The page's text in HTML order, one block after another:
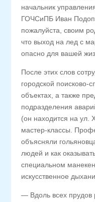
начальник
ГОЧСиПБ Иван
пожалуйста, своим
что выход на лед с
опасно для вашей
После этих слов
городской поисково-
объектах, а также
подразделения
(он находится на ул.
мастер-классы.
объясняли
людей и как
специальном
искусственное
— Вдоль всех прудов